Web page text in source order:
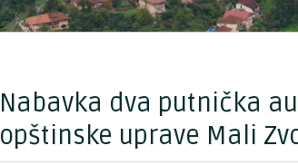
Nabavka dva putnička
opštinske uprave Mali